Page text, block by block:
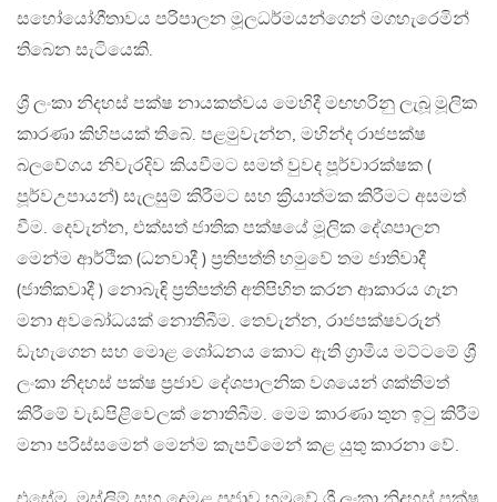
සහෝයෝගීතාවය පරිපාලන මූලධර්මයන්ගෙන් මගහැරෙමින්
තිබෙන සැටියෙකි.
ශ්‍රී ලංකා නිදහස් පක්ෂ නායකත්වය මෙහිදී මඟහරිනු ලැබූ මූලික
කාරණා කිහිපයක් තිබේ. පළමුවැන්න, මහින්ද රාජපක්ෂ
බලවේගය නිවැරදිව කියවීමට සමත් වුවද පූර්වාරක්ෂක (
පූර්වඋපායන්) සැලසුම් කිරීමට සහ ක්‍රියාත්මක කිරීමට අසමත්
වීම. දෙවැන්න, එක්සත් ජාතික පක්ෂයේ මූලික දේශපාලන
මෙන්ම ආර්ථික (ධනවාදී ) ප්‍රතිපත්ති හමුවේ තම ජාතිවාදී
(ජාතිකවාදී ) නොබැඳි ප්‍රතිපත්ති අතිපිහිත කරන ආකාරය ගැන
මනා අවබෝධයක් නොතිබීම. තෙවැන්න, රාජපක්ෂවරුන්
ඩැහැගෙන සහ මොළ ශෝධනය කොට ඇති ග්‍රාමීය මට්ටමේ ශ්‍රී
ලංකා නිදහස් පක්ෂ ප්‍රජාව දේශපාලනික වශයෙන් ශක්තිමත්
කිරීමේ වැඩපිළිවෙලක් නොතිබීම. මෙම කාරණා තුන ඉටු කිරීම
මනා පරිස්සමෙන් මෙන්ම කැපවීමෙන් කළ යුතු කාරනා වේ.